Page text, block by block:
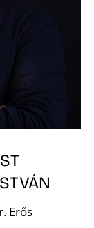
Erős